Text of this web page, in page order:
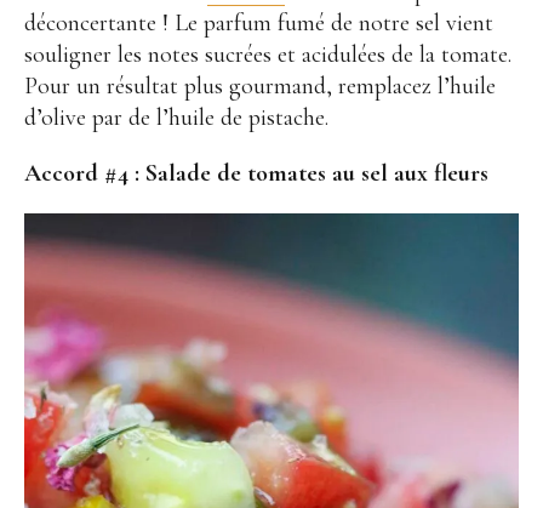
déconcertante ! Le parfum fumé de notre sel vient
souligner les notes sucrées et acidulées de la tomate.
Pour un résultat plus gourmand, remplacez l’huile
d’olive par de l’huile de pistache.
Accord #4 : Salade de tomates au sel aux fleurs